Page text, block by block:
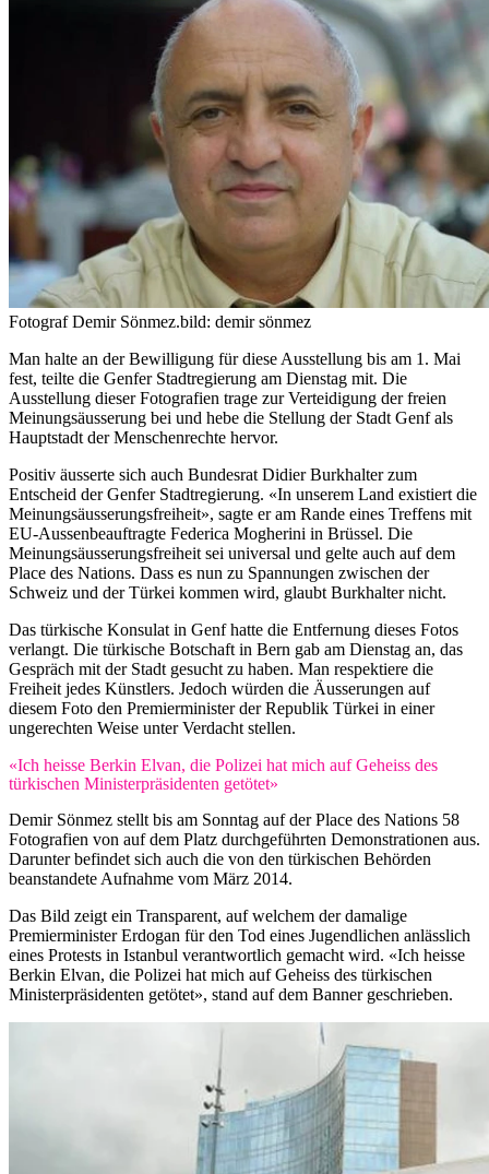
Fotograf Demir Sönmez.bild: demir sönmez
Man halte an der Bewilligung für diese Ausstellung bis am 1. Mai
fest, teilte die Genfer Stadtregierung am Dienstag mit. Die
Ausstellung dieser Fotografien trage zur Verteidigung der freien
Meinungsäusserung bei und hebe die Stellung der Stadt Genf als
Hauptstadt der Menschenrechte hervor.
Positiv äusserte sich auch Bundesrat Didier Burkhalter zum
Entscheid der Genfer Stadtregierung. «In unserem Land existiert die
Meinungsäusserungsfreiheit», sagte er am Rande eines Treffens mit
EU-Aussenbeauftragte Federica Mogherini in Brüssel. Die
Meinungsäusserungsfreiheit sei universal und gelte auch auf dem
Place des Nations. Dass es nun zu Spannungen zwischen der
Schweiz und der Türkei kommen wird, glaubt Burkhalter nicht.
Das türkische Konsulat in Genf hatte die Entfernung dieses Fotos
verlangt. Die türkische Botschaft in Bern gab am Dienstag an, das
Gespräch mit der Stadt gesucht zu haben. Man respektiere die
Freiheit jedes Künstlers. Jedoch würden die Äusserungen auf
diesem Foto den Premierminister der Republik Türkei in einer
ungerechten Weise unter Verdacht stellen.
«Ich heisse Berkin Elvan, die Polizei hat mich auf Geheiss des
türkischen Ministerpräsidenten getötet»
Demir Sönmez stellt bis am Sonntag auf der Place des Nations 58
Fotografien von auf dem Platz durchgeführten Demonstrationen aus.
Darunter befindet sich auch die von den türkischen Behörden
beanstandete Aufnahme vom März 2014.
Das Bild zeigt ein Transparent, auf welchem der damalige
Premierminister Erdogan für den Tod eines Jugendlichen anlässlich
eines Protests in Istanbul verantwortlich gemacht wird. «Ich heisse
Berkin Elvan, die Polizei hat mich auf Geheiss des türkischen
Ministerpräsidenten getötet», stand auf dem Banner geschrieben.